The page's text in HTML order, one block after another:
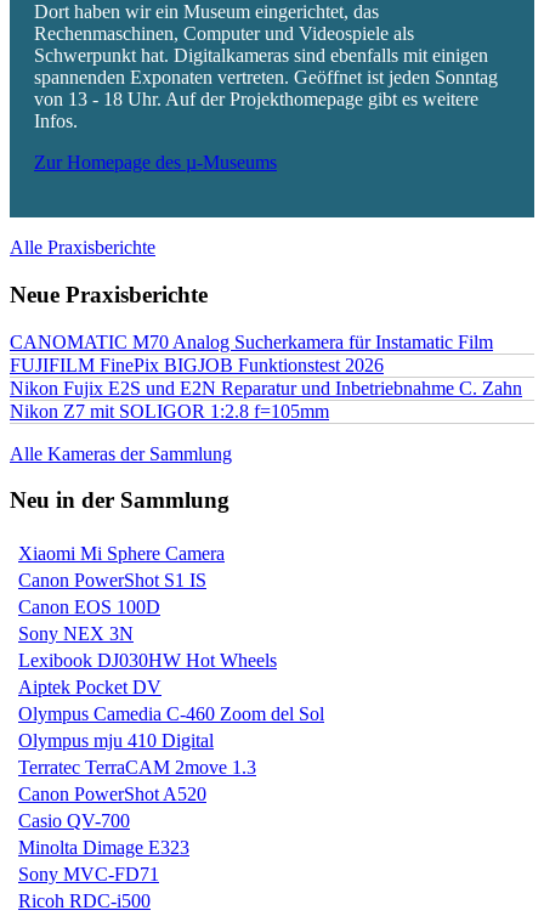
Dort haben wir ein Museum eingerichtet, das
Rechenmaschinen, Computer und Videospiele als
Schwerpunkt hat. Digitalkameras sind ebenfalls mit einigen
spannenden Exponaten vertreten. Geöffnet ist jeden Sonntag
von 13 - 18 Uhr. Auf der Projekthomepage gibt es weitere
Infos.
Zur Homepage des µ-Museums
Alle Praxisberichte
Neue Praxisberichte
CANOMATIC M70 Analog Sucherkamera für Instamatic Film
FUJIFILM FinePix BIGJOB Funktionstest 2026
Nikon Fujix E2S und E2N Reparatur und Inbetriebnahme C. Zahn
Nikon Z7 mit SOLIGOR 1:2.8 f=105mm
Alle Kameras der Sammlung
Neu in der Sammlung
Xiaomi Mi Sphere Camera
Canon PowerShot S1 IS
Canon EOS 100D
Sony NEX 3N
Lexibook DJ030HW Hot Wheels
Aiptek Pocket DV
Olympus Camedia C-460 Zoom del Sol
Olympus mju 410 Digital
Terratec TerraCAM 2move 1.3
Canon PowerShot A520
Casio QV-700
Minolta Dimage E323
Sony MVC-FD71
Ricoh RDC-i500